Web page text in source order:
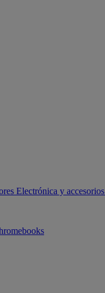
Electrónica y accesorios